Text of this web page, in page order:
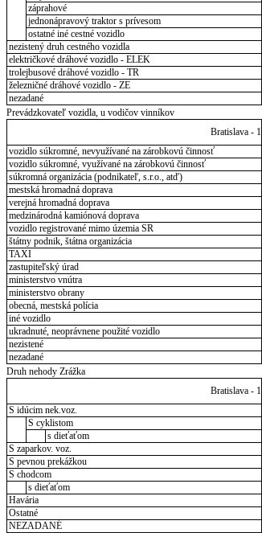
záprahové
jednonápravový traktor s prívesom
ostatné iné cestné vozidlo
nezistený druh cestného vozidla
električkové dráhové vozidlo - ELEK
trolejbusové dráhové vozidlo - TR
železničné dráhové vozidlo - ZE
nezadané
Prevádzkovateľ vozidla, u vodičov vinníkov
Bratislava - 1
vozidlo súkromné, nevyužívané na zárobkovú činnosť
vozidlo súkromné, využívané na zárobkovú činnosť
súkromná organizácia (podnikateľ, s.r.o., atď)
mestská hromadná doprava
verejná hromadná doprava
medzinárodná kamiónová doprava
vozidlo registrované mimo územia SR
štátny podnik, štátna organizácia
TAXI
zastupiteľský úrad
ministerstvo vnútra
ministerstvo obrany
obecná, mestská polícia
iné vozidlo
ukradnuté, neoprávnene použité vozidlo
nezistené
nezadané
Druh nehody Zrážka
Bratislava - 1
S idúcim nek.voz.
S cyklistom
s dieťaťom
S zaparkov. voz.
S pevnou prekážkou
S chodcom
s dieťaťom
Havária
Ostatné
NEZADANÉ